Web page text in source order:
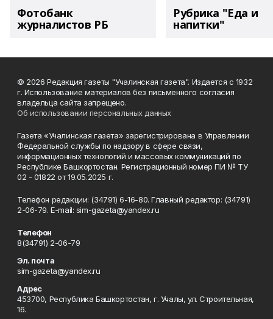
Фотобанк
журналистов РБ
Рубрика "Еда и
напитки"
© 2026 Редакция газеты "Учалинская газета". Издается с 1932
г. Использование материалов без письменного согласия
владельца сайта запрещено.
Об использовании персональных данных
Газета «Учалинская газета» зарегистрирована в Управлении
Федеральной службы по надзору в сфере связи,
информационных технологий и массовых коммуникаций по
Республике Башкортостан. Регистрационный номер ПИ № ТУ
02 - 01822 от 19.05.2025 г.
Телефон редакции: (34791) 6-16-80. Главный редактор: (34791)
2-06-79. Е-mаil: sim-gazeta@yandex.ru
Телефон
8(34791) 2-06-79
Эл. почта
sim-gazeta@yandex.ru
Адрес
453700, Республика Башкортостан, г. Учалы, ул. Строительная,
16.